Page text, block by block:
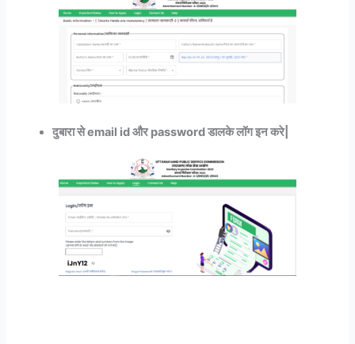
दुबारा से email id और password डालके लॉग इन करे|